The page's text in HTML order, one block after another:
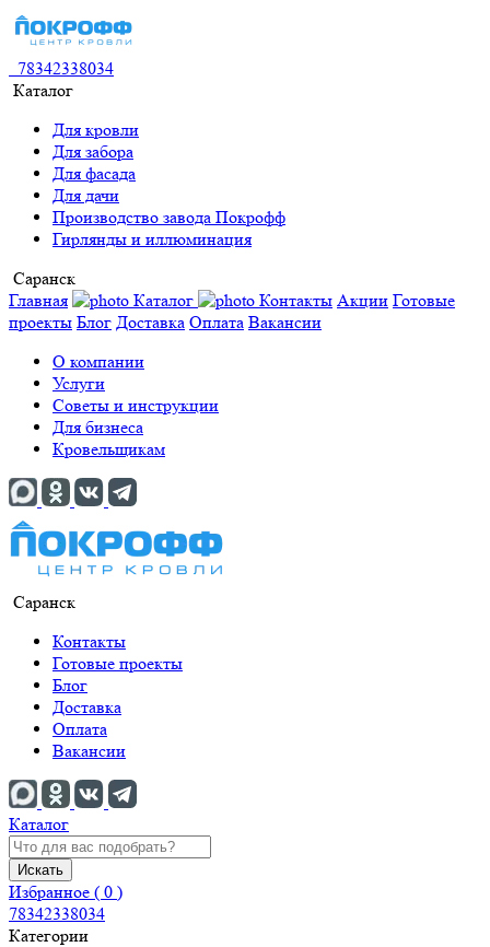
78342338034
Каталог
Для кровли
Для забора
Для фасада
Для дачи
Производство завода Покрофф
Гирлянды и иллюминация
Саранск
Главная
Каталог Контакты Акции Готовые
проекты Блог Доставка Оплата Вакансии
О компании
Услуги
Советы и инструкции
Для бизнеса
Кровельщикам
Саранск
Контакты
Готовые проекты
Блог
Доставка
Оплата
Вакансии
Каталог
Искать
Избранное ( 0 )
78342338034
Категории